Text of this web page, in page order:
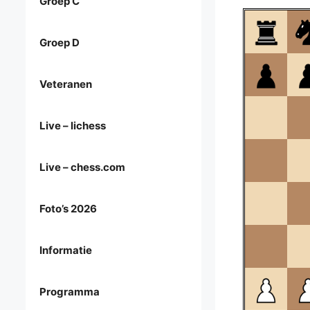
Groep D
Veteranen
Live – lichess
Live – chess.com
Foto’s 2026
Informatie
Programma